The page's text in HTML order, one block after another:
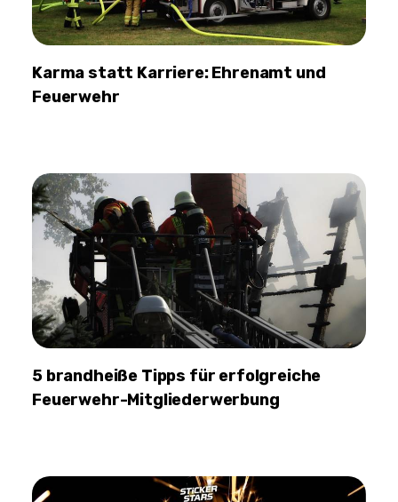
Karma statt Karriere: Ehrenamt und
Feuerwehr
5 brandheiße Tipps für erfolgreiche
Feuerwehr-Mitgliederwerbung